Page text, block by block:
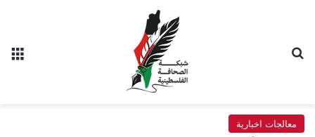
معالجات اخبارية